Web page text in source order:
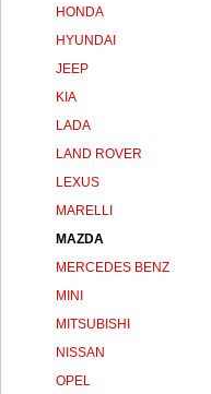
HONDA
HYUNDAI
JEEP
KIA
LADA
LAND ROVER
LEXUS
MARELLI
MAZDA
MERCEDES BENZ
MINI
MITSUBISHI
NISSAN
OPEL